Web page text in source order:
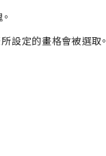
設定的畫格會被選取。